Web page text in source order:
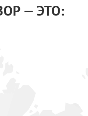
— ЭТО: